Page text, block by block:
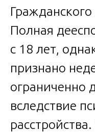
Полная
с 18 лет,
признано
ограниченно
вследствие